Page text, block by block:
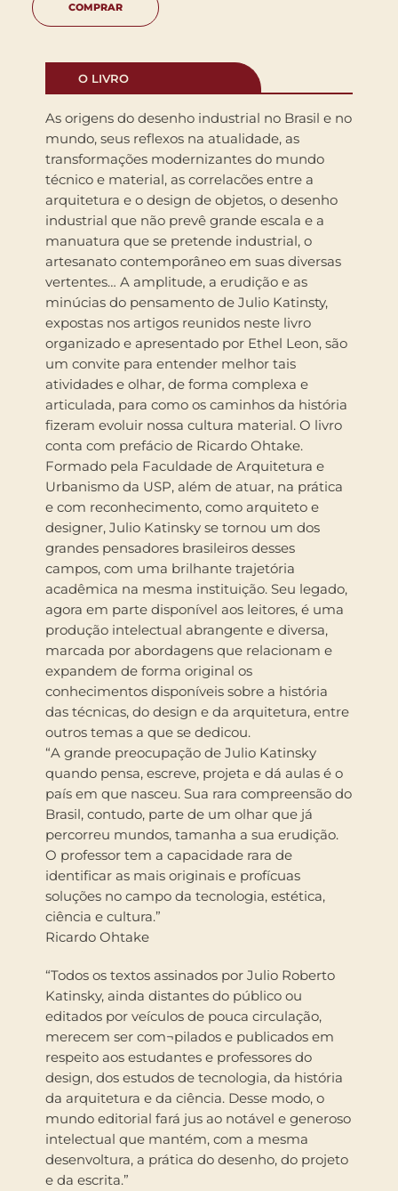
COMPRAR
O LIVRO
As origens do desenho industrial no Brasil e no
mundo, seus reflexos na atualidade, as
transformações modernizantes do mundo
técnico e material, as correlacões entre a
arquitetura e o design de objetos, o desenho
industrial que não prevê grande escala e a
manuatura que se pretende industrial, o
artesanato contemporâneo em suas diversas
vertentes… A amplitude, a erudição e as
minúcias do pensamento de Julio Katinsty,
expostas nos artigos reunidos neste livro
organizado e apresentado por Ethel Leon, são
um convite para entender melhor tais
atividades e olhar, de forma complexa e
articulada, para como os caminhos da história
fizeram evoluir nossa cultura material. O livro
conta com prefácio de Ricardo Ohtake.
Formado pela Faculdade de Arquitetura e
Urbanismo da USP, além de atuar, na prática
e com reconhecimento, como arquiteto e
designer, Julio Katinsky se tornou um dos
grandes pensadores brasileiros desses
campos, com uma brilhante trajetória
acadêmica na mesma instituição. Seu legado,
agora em parte disponível aos leitores, é uma
produção intelectual abrangente e diversa,
marcada por abordagens que relacionam e
expandem de forma original os
conhecimentos disponíveis sobre a história
das técnicas, do design e da arquitetura, entre
outros temas a que se dedicou.
“A grande preocupação de Julio Katinsky
quando pensa, escreve, projeta e dá aulas é o
país em que nasceu. Sua rara compreensão do
Brasil, contudo, parte de um olhar que já
percorreu mundos, tamanha a sua erudição.
O professor tem a capacidade rara de
identificar as mais originais e profícuas
soluções no campo da tecnologia, estética,
ciência e cultura.”
Ricardo Ohtake
“Todos os textos assinados por Julio Roberto
Katinsky, ainda distantes do público ou
editados por veículos de pouca circulação,
merecem ser com¬pilados e publicados em
respeito aos estudantes e professores do
design, dos estudos de tecnologia, da história
da arquitetura e da ciência. Desse modo, o
mundo editorial fará jus ao notável e generoso
intelectual que mantém, com a mesma
desenvoltura, a prática do desenho, do projeto
e da escrita.”